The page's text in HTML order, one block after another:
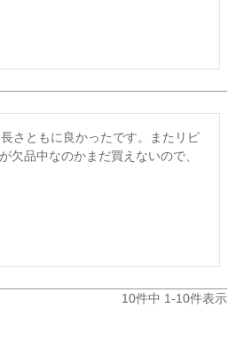
さともに良かったです。またリピ
欠品中なのかまだ買えないので、
10件中 1-10件表示